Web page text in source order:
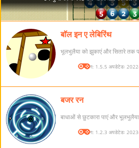
बॉल इन ए लेबिरिंथ
भूलभुलैया को झुकाएं और सितारे तक
संस्करण: 1.5.5 अपडेटेडः
बजर रन
बाधाओं से छुटकारा पाएं और
संस्करण: 1.2.3 अपडेटेडः